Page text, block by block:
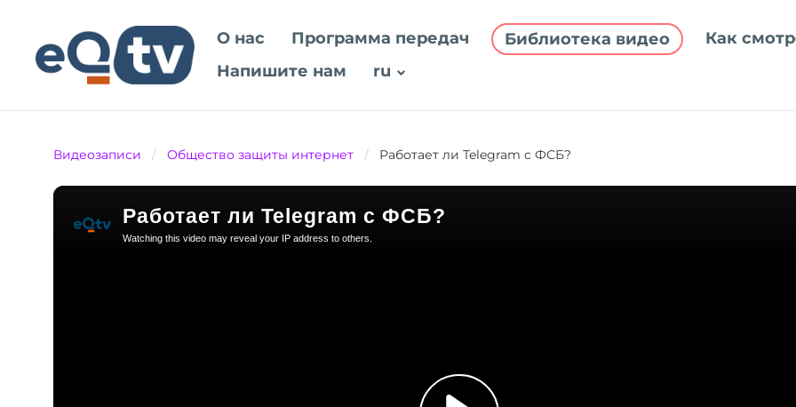
О нас Программа передач Библиотека видео
Как
Напишите нам
ru
Видеозаписи / Общество защиты интернет / Работает ли Telegram с ФСБ?